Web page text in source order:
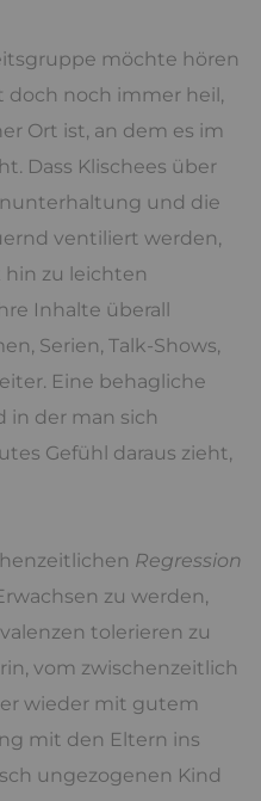
möchte hören
doch noch immer heil,
Ort ist, an dem es im
Dass Klischees über
und die
ventiliert werden,
hin zu leichten
Inhalte überall
Serien, Talk-Shows,
Eine behagliche
in der man sich
Gefühl daraus zieht,
Regression
zu werden,
tolerieren zu
vom zwischenzeitlich
wieder mit gutem
mit den Eltern ins
ungezogenen Kind